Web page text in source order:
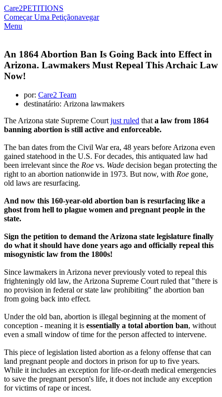
Care2PETITIONS
Começar Uma Petiçãonavegar
Menu
An 1864 Abortion Ban Is Going Back into Effect in
Arizona. Lawmakers Must Repeal This Archaic Law
Now!
por: Care2 Team
destinatário: Arizona lawmakers
The Arizona state Supreme Courtjust ruled thata law from 1864
banning abortion is still active and enforceable.
The ban dates from the Civil War era, 48 years before Arizona even
gained statehood in the U.S. For decades, this antiquated law had
been irrelevant since the Roe vs. Wade decision began protecting the
right to an abortion nationwide in 1973. But now, with Roe gone,
old laws are resurfacing.
And now this 160-year-old abortion ban is resurfacing like a
ghost from hell to plague women and pregnant people in the
state.
Sign the petition to demand the Arizona state legislature finally
do what it should have done years ago and officially repeal this
misogynistic law from the 1800s!
Since lawmakers in Arizona never previously voted to repeal this
frighteningly old law, the Arizona Supreme Court ruled that "there is
no provision in federal or state law prohibiting" the abortion ban
from going back into effect.
Under the old ban, abortion is illegal beginning at the moment of
conception - meaning it is essentially a total abortion ban, without
even a small window of time for the person affected to intervene.
This piece of legislation listed abortion as a felony offense that can
land pregnant people and doctors in prison for up to five years.
While it includes an exception for life-or-death medical emergencies
to save the pregnant person's life, it does not include any exception
for victims of rape or incest.